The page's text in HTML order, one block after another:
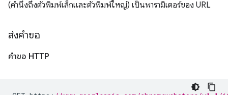
(คำนึงถึงตัวพิมพ์เล็กและตัวพิมพ์ใหญ่) เป็นพารามิเตอร์ของ URL
ส่งคำขอ
คำขอ HTTP